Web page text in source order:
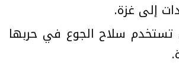
إلى غزة.
تستخدم سلاح الجوع في حربها